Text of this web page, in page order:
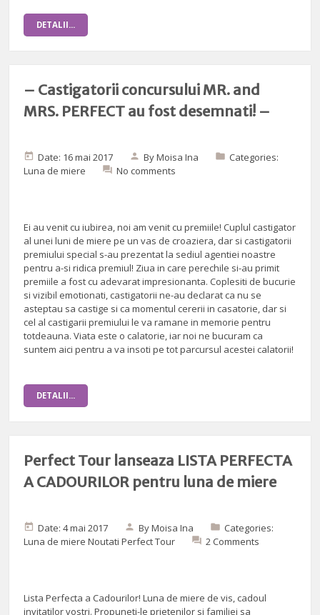
DETALII...
– Castigatorii concursului MR. and
MRS. PERFECT au fost desemnati! –
Date: 16 mai 2017 ByMoisa Ina
Categories:
Luna de miere
No comments
Ei au venit cu iubirea, noi am venit cu premiile! Cuplul castigator
al unei luni de miere pe un vas de croaziera, dar si castigatorii
premiului special s-au prezentat la sediul agentiei noastre
pentru a-si ridica premiul! Ziua in care perechile si-au primit
premiile a fost cu adevarat impresionanta. Coplesiti de bucurie
si vizibil emotionati, castigatorii ne-au declarat ca nu se
asteptau sa castige si ca momentul cererii in casatorie, dar si
cel al castigarii premiului le va ramane in memorie pentru
totdeauna. Viata este o calatorie, iar noi ne bucuram ca
suntem aici pentru a va insoti pe tot parcursul acestei calatorii!
DETALII...
Perfect Tour lanseaza LISTA PERFECTA
A CADOURILOR pentru luna de miere
Date: 4 mai 2017 ByMoisa Ina
Categories:
Luna de miere Noutati Perfect Tour 2 Comments
Lista Perfecta a Cadourilor! Luna de miere de vis, cadoul
invitatilor vostri. Propuneti-le prietenilor si familiei sa